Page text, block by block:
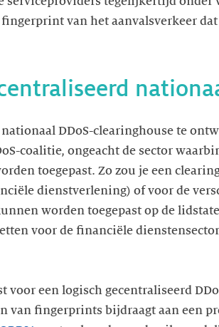
van het aanvalsverkeer
DDoS-clearinghouse te
coalitie, ongeacht de sector
toegepast. Zo zou je een
dienstverlening) of voor de
worden toegepast op de
voor de financiële
voor een logisch gecentraliseerd
van fingerprints bijdraagt aan een